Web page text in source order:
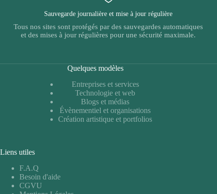
Sauvegarde journalière et mise à jour régulière
Tous nos sites sont protégés par des sauvegardes automatiques
et des mises à jour régulières pour une sécurité maximale.
Quelques modèles
Entreprises et services
Technologie et web
Blogs et médias
Évènementiel et organisations
Création artistique et portfolios
Liens utiles
F.A.Q
Besoin d'aide
CGVU